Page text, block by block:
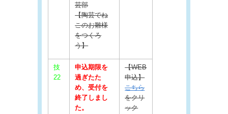
芸部
【陶芸でね
このお雛様
をつくろ
う】
技
22
申込期限を
過ぎたた
め、受付を
終了しまし
た。
【WEB
申込】
こちら
をクリ
ック